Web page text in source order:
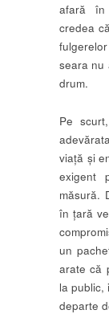
afară în
credea
seara nu
drum.
Pe scurt,
viață și
exigent
măsură.
în țară
un
arate că
la public,
departe